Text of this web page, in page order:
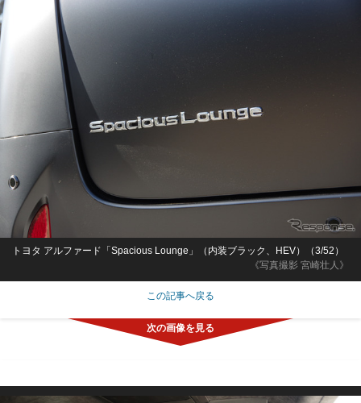
《写真撮影 宮崎壮人》
トヨタ アルファード「Spacious Lounge」（内装ブラック、HEV）（3/52）
この記事へ戻る